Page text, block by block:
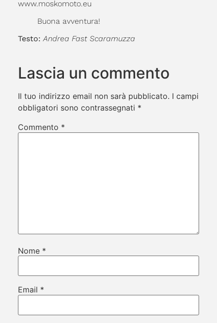
www.moskomoto.eu
Buona avventura!
Testo: Andrea Fast Scaramuzza
Lascia un commento
Il tuo indirizzo email non sarà pubblicato. I campi
obbligatori sono contrassegnati *
Commento *
Nome *
Email *